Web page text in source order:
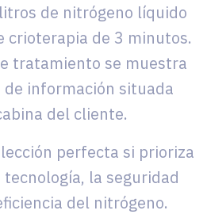
de nitrógeno líquido
crioterapia de 3 minutos.
tratamiento se muestra
información situada
del cliente.
perfecta si prioriza
la seguridad
del nitrógeno.